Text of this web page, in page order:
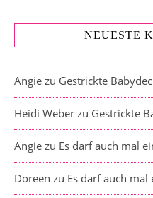
NEUESTE
Angie zu Gestrickte
Heidi Weber zu Gestrickte
Angie zu Es darf auch mal
Doreen zu Es darf auch mal